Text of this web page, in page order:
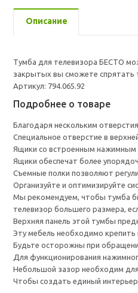
Описание
Тумба для телевизора БЕСТО
закрытых вы сможете спрятать
Артикул: 794.065.92
Подробнее о товаре
Благодаря нескольким
Специальное отверстие в
Ящики со встроенным нажимным
Ящики обеспечат более
Съемные полки позволяют
Организуйте и оптимизируйте
Мы рекомендуем, чтобы тумба
телевизор большего размера,
Верхняя панель этой тумбы
Эту мебель необходимо крепить
Будьте осторожны при
Для функционирования
Небольшой зазор необходим
Чтобы создать единый